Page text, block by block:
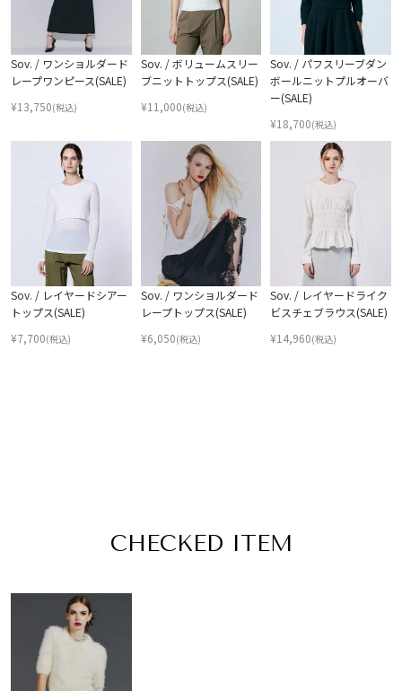
Sov. / ワンショルダード
レープワンピース(SALE)
¥13,750(税込)
Sov. / ボリュームスリー
ブニットトップス(SALE)
¥11,000(税込)
Sov. / パフスリーブダン
ボールニットプルオーバ
ー(SALE)
¥18,700(税込)
Sov. / レイヤードシアー
トップス(SALE)
¥7,700(税込)
Sov. / ワンショルダード
レープトップス(SALE)
¥6,050(税込)
Sov. / レイヤードライク
ビスチェブラウス(SALE)
¥14,960(税込)
CHECKED ITEM